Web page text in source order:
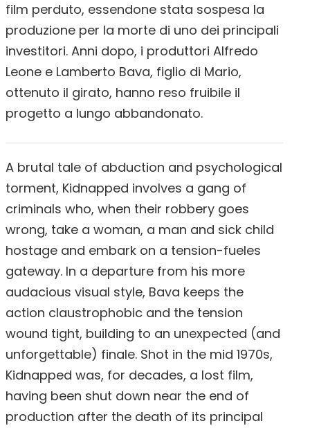
film perduto, essendone stata sospesa la
produzione per la morte di uno dei principali
investitori. Anni dopo, i produttori Alfredo
Leone e Lamberto Bava, figlio di Mario,
ottenuto il girato, hanno reso fruibile il
progetto a lungo abbandonato.
A brutal tale of abduction and psychological
torment, Kidnapped involves a gang of
criminals who, when their robbery goes
wrong, take a woman, a man and sick child
hostage and embark on a tension-fueles
gateway. In a departure from his more
audacious visual style, Bava keeps the
action claustrophobic and the tension
wound tight, building to an unexpected (and
unforgettable) finale. Shot in the mid 1970s,
Kidnapped was, for decades, a lost film,
having been shut down near the end of
production after the death of its principal